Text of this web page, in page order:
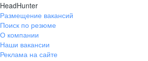
HeadHunter
Размещение вакансий
Поиск по резюме
О компании
Наши вакансии
Реклама на сайте